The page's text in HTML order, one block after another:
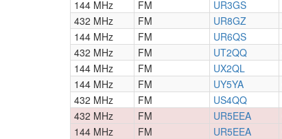
144 MHz
FM UR3GS
432 MHz
FM UR8GZ
144 MHz
FM UR6QS
432 MHz
FM UT2QQ
144 MHz
FM UX2QL
144 MHz
FM UY5YA
432 MHz
FM US4QQ
432 MHz
FM UR5EEA
144 MHz
FM UR5EEA